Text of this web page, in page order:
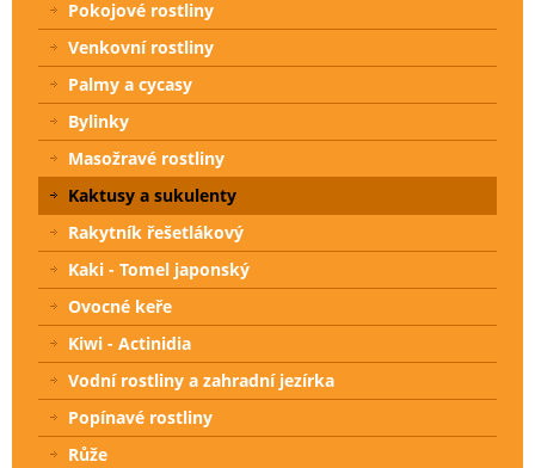
Pokojové rostliny
Venkovní rostliny
Palmy a cycasy
Bylinky
Masožravé rostliny
Kaktusy a sukulenty
Rakytník řešetlákový
Kaki - Tomel japonský
Ovocné keře
Kiwi - Actinidia
Vodní rostliny a zahradní jezírka
Popínavé rostliny
Růže